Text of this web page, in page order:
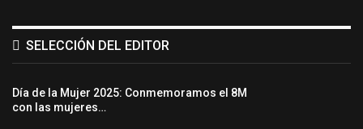
SELECCIÓN DEL EDITOR
Día de la Mujer 2025: Conmemoramos el 8M
con las mujeres…